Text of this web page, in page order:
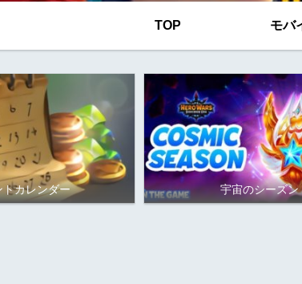
TOP モバ
トカレンダー 宇宙のシーズン